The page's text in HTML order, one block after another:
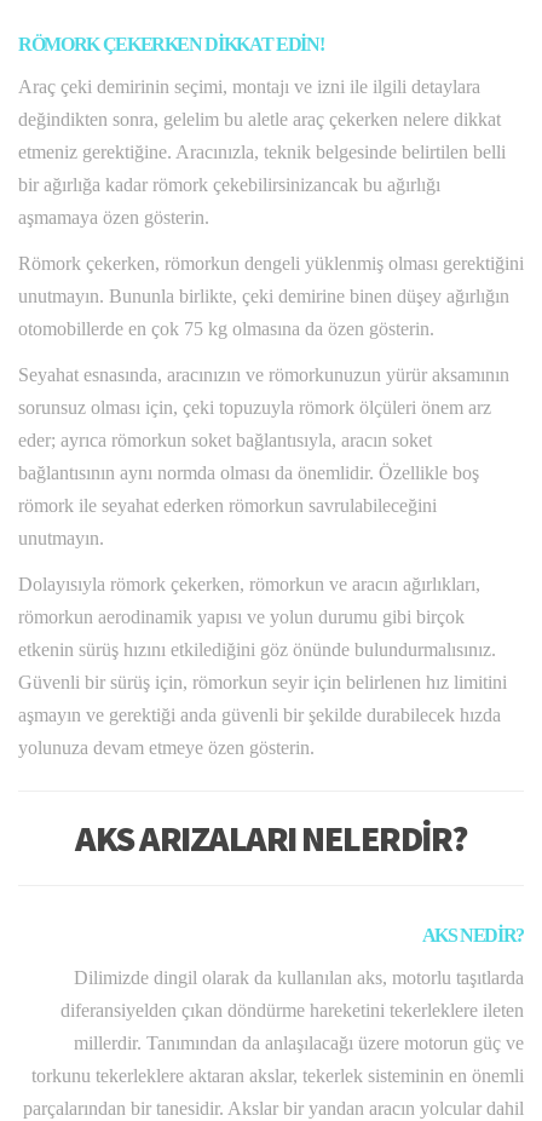
RÖMORK ÇEKERKEN DİKKAT EDİN!
Araç çeki demirinin seçimi, montajı ve izni ile ilgili detaylara
değindikten sonra, gelelim bu aletle araç çekerken nelere dikkat
etmeniz gerektiğine. Aracınızla, teknik belgesinde belirtilen belli
bir ağırlığa kadar römork çekebilirsinizancak bu ağırlığı
aşmamaya özen gösterin.
Römork çekerken, römorkun dengeli yüklenmiş olması gerektiğini
unutmayın. Bununla birlikte, çeki demirine binen düşey ağırlığın
otomobillerde en çok 75 kg olmasına da özen gösterin.
Seyahat esnasında, aracınızın ve römorkunuzun yürür aksamının
sorunsuz olması için, çeki topuzuyla römork ölçüleri önem arz
eder; ayrıca römorkun soket bağlantısıyla, aracın soket
bağlantısının aynı normda olması da önemlidir. Özellikle boş
römork ile seyahat ederken römorkun savrulabileceğini
unutmayın.
Dolayısıyla römork çekerken, römorkun ve aracın ağırlıkları,
römorkun aerodinamik yapısı ve yolun durumu gibi birçok
etkenin sürüş hızını etkilediğini göz önünde bulundurmalısınız.
Güvenli bir sürüş için, römorkun seyir için belirlenen hız limitini
aşmayın ve gerektiği anda güvenli bir şekilde durabilecek hızda
yolunuza devam etmeye özen gösterin.
AKS ARIZALARI NELERDİR?
AKS NEDİR?
Dilimizde dingil olarak da kullanılan aks, motorlu taşıtlarda
diferansiyelden çıkan döndürme hareketini tekerleklere ileten
millerdir. Tanımından da anlaşılacağı üzere motorun güç ve
torkunu tekerleklere aktaran akslar, tekerlek sisteminin en önemli
parçalarından bir tanesidir. Akslar bir yandan aracın yolcular dahil